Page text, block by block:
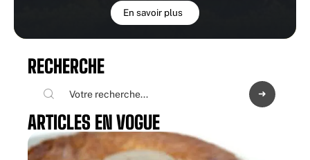
En savoir plus
RECHERCHE
ARTICLES EN VOGUE